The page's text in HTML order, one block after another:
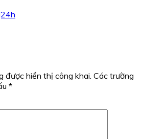
được hiển thị công khai. Các trường
*